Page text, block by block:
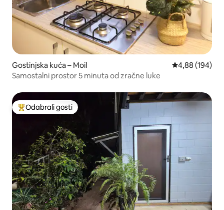
Gostinjska kuća – Moil Prosječna
4,88 (194)
Samostalni prostor 5 minuta od zračne luke
Među najviše rangiranima s oznakom „Odabrali gosti”
Odabrali gosti